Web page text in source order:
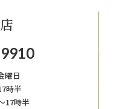
曜⽇
時半
17時半